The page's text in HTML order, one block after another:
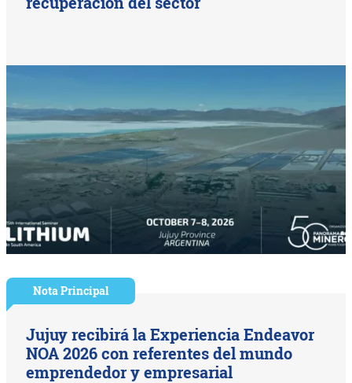
Nota Principal
Jujuy recibirá la Experiencia Endeavor
NOA 2026 con referentes del mundo
emprendedor y empresarial